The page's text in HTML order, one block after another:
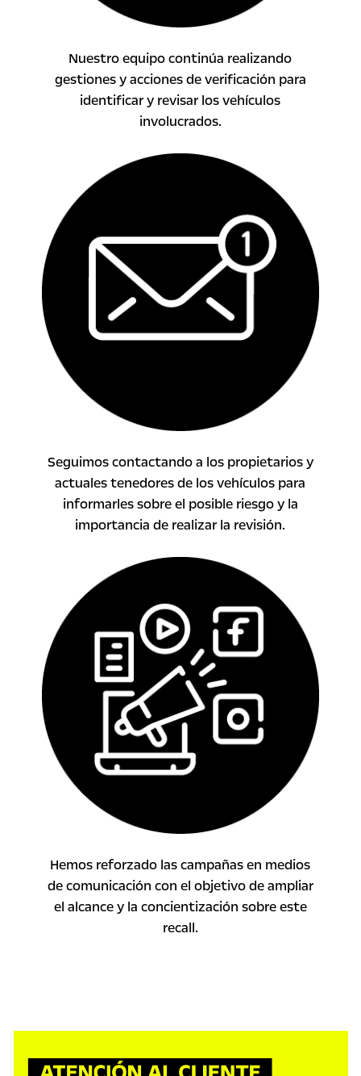
Nuestro equipo continúa realizando
gestiones y acciones de verificación para
identificar y revisar los vehículos
involucrados.
Seguimos contactando a los propietarios y
actuales tenedores de los vehículos para
informarles sobre el posible riesgo y la
importancia de realizar la revisión.
Hemos reforzado las campañas en medios
de comunicación con el objetivo de ampliar
el alcance y la concientización sobre este
recall.